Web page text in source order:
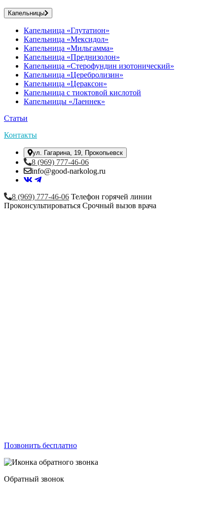
Капельницы
Капельница «Глутатион»
Капельница «Мексидол»
Капельница «Мильгамма»
Капельница «Преднизолон»
Капельница «Стерофундин изотонический»
Капельница «Церебролизин»
Капельница «Цераксон»
Капельница с тиоктовой кислотой
Капельницы «Лаеннек»
Статьи
Контакты
ул. Гагарина, 19, Прокопьевск
8 (969) 777-46-06
info@good-narkolog.ru
8 (969) 777-46-06 Телефон горячей линии
Проконсультироваться Срочный вызов врача
Позвонить бесплатно
Обратный звонок